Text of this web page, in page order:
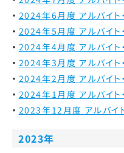
2024年6月度 アルバイト
2024年5月度 アルバイト
2024年4月度 アルバイト
2024年3月度 アルバイト
2024年2月度 アルバイト
2024年1月度 アルバイト
2023年12月度 アルバイ
2023年